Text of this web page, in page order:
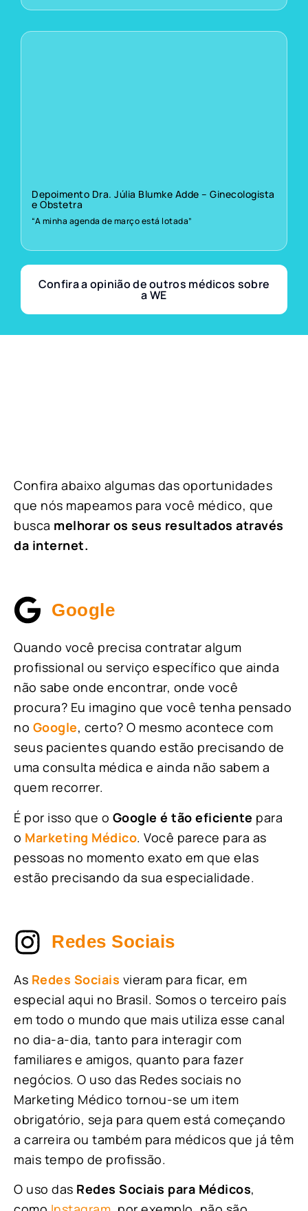
Depoimento Dra. Júlia Blumke Adde – Ginecologista
e Obstetra
“A minha agenda de março está lotada”
Confira a opinião de outros médicos sobre
a WE
Confira abaixo algumas das oportunidades
que nós mapeamos para você médico, que
busca melhorar os seus resultados através
da internet.
Google
Quando você precisa contratar algum
profissional ou serviço específico que ainda
não sabe onde encontrar, onde você
procura? Eu imagino que você tenha pensado
no Google, certo? O mesmo acontece com
seus pacientes quando estão precisando de
uma consulta médica e ainda não sabem a
quem recorrer.
É por isso que o Google é tão eficiente para
o Marketing Médico. Você parece para as
pessoas no momento exato em que elas
estão precisando da sua especialidade.
Redes Sociais
As Redes Sociais vieram para ficar, em
especial aqui no Brasil. Somos o terceiro país
em todo o mundo que mais utiliza esse canal
no dia-a-dia, tanto para interagir com
familiares e amigos, quanto para fazer
negócios. O uso das Redes sociais no
Marketing Médico tornou-se um item
obrigatório, seja para quem está começando
a carreira ou também para médicos que já têm
mais tempo de profissão.
O uso das Redes Sociais para Médicos,